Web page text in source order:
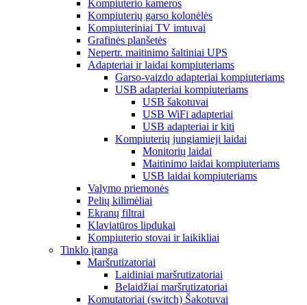
Kompiuterio kameros
Kompiuterių garso kolonėlės
Kompiuteriniai TV imtuvai
Grafinės planšetės
Nepertr. maitinimo šaltiniai UPS
Adapteriai ir laidai kompiuteriams
Garso-vaizdo adapteriai kompiuteriams
USB adapteriai kompiuteriams
USB šakotuvai
USB WiFi adapteriai
USB adapteriai ir kiti
Kompiuterių jungiamieji laidai
Monitorių laidai
Maitinimo laidai kompiuteriams
USB laidai kompiuteriams
Valymo priemonės
Pelių kilimėliai
Ekranų filtrai
Klaviatūros lipdukai
Kompiuterio stovai ir laikikliai
Tinklo įranga
Maršrutizatoriai
Laidiniai maršrutizatoriai
Belaidžiai maršrutizatoriai
Komutatoriai (switch) Šakotuvai